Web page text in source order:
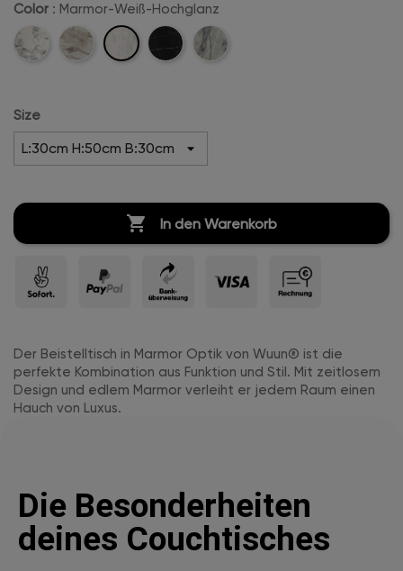
Color : Marmor-Weiß-Hochglanz
Carrara-Champanger-
Marmor-
Weiß-
Midnight-Creme-
Size
 In den Warenkorb
Der Beistelltisch in Marmor Optik von Wuun® ist die
perfekte Kombination aus Funktion und Stil. Mit zeitlosem
Design und edlem Marmor verleiht er jedem Raum einen
Hauch von Luxus.
Die Besonderheiten
deines Couchtisches